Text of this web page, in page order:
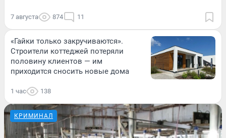
7 августа 874 11
«Гайки только закручиваются».
Строители коттеджей потеряли
половину клиентов — им
приходится сносить новые дома
1 час 138
КРИМИНАЛ